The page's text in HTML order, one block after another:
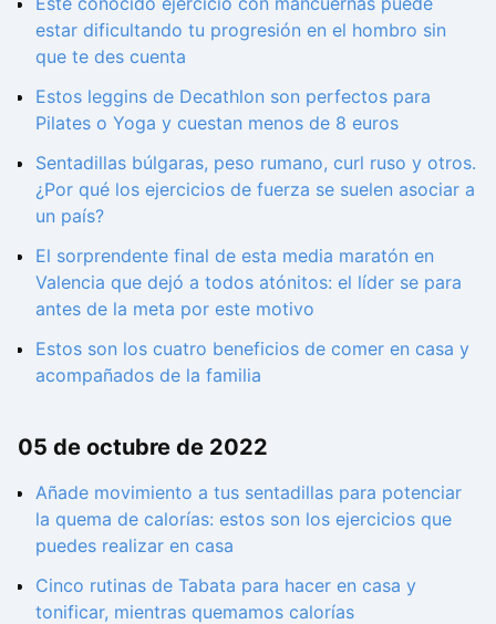
estar dificultando tu progresión en el hombro sin
que te des cuenta
Estos leggins de Decathlon son perfectos para
Pilates o Yoga y cuestan menos de 8 euros
Sentadillas búlgaras, peso rumano, curl ruso y otros.
¿Por qué los ejercicios de fuerza se suelen asociar a
un país?
El sorprendente final de esta media maratón en
Valencia que dejó a todos atónitos: el líder se para
antes de la meta por este motivo
Estos son los cuatro beneficios de comer en casa y
acompañados de la familia
05 de octubre de 2022
Añade movimiento a tus sentadillas para potenciar
la quema de calorías: estos son los ejercicios que
puedes realizar en casa
Cinco rutinas de Tabata para hacer en casa y
tonificar, mientras quemamos calorías